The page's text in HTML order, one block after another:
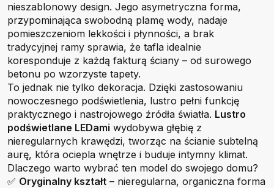
nieszablonowy design. Jego asymetryczna forma,
przypominająca swobodną plamę wody, nadaje
pomieszczeniom lekkości i płynności, a brak
tradycyjnej ramy sprawia, że tafla idealnie
koresponduje z każdą fakturą ściany – od surowego
betonu po wzorzyste tapety.
To jednak nie tylko dekoracja. Dzięki zastosowaniu
nowoczesnego podświetlenia, lustro pełni funkcję
praktycznego i nastrojowego źródła światła. Lustro
podświetlane LEDami wydobywa głębię z
nieregularnych krawędzi, tworząc na ścianie subtelną
aurę, która ociepla wnętrze i buduje intymny klimat.
Dlaczego warto wybrać ten model do swojego domu?
✅ Oryginalny kształt – nieregularna, organiczna forma